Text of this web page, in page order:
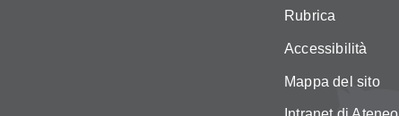
Rubrica
Accessibilità
Mappa del sito